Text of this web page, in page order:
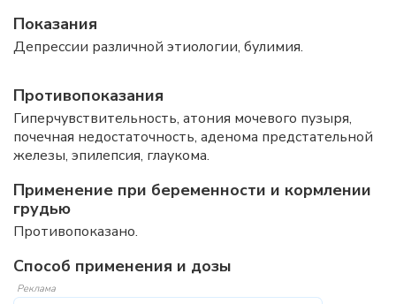
Показания
Депрессии различной этиологии, булимия.
Противопоказания
Гиперчувствительность, атония мочевого пузыря,
почечная недостаточность, аденома предстательной
железы, эпилепсия, глаукома.
Применение при беременности и кормлении
грудью
Противопоказано.
Способ применения и дозы
Реклама